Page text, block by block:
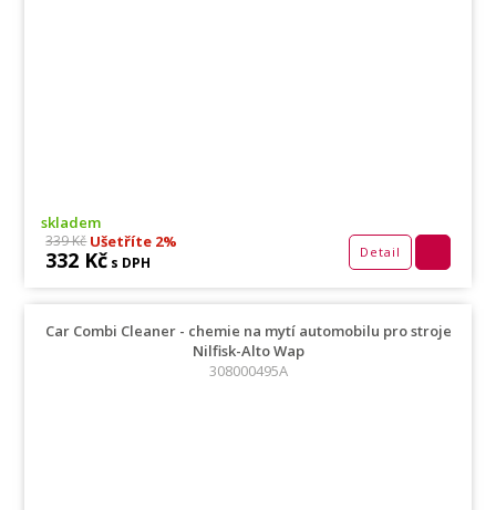
skladem
339 KčUšetříte 2%
332 Kč s DPH
Detail
Car Combi Cleaner - chemie na mytí automobilu pro stroje
Nilfisk-Alto Wap
308000495A